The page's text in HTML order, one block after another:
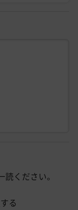
読ください。
る